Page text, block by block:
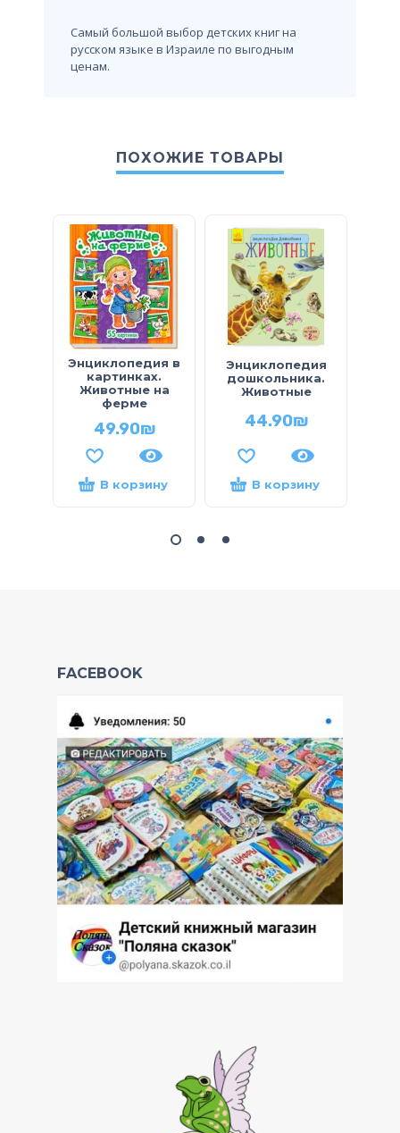
Самый большой выбор детских книг на
русском языке в Израиле по выгодным
ценам.
ПОХОЖИЕ ТОВАРЫ
Энциклопедия в
картинках.
Животные на
ферме
49.90₪
В корзину
Энциклопедия
дошкольника.
Животные
44.90₪
В корзину
FACEBOOK